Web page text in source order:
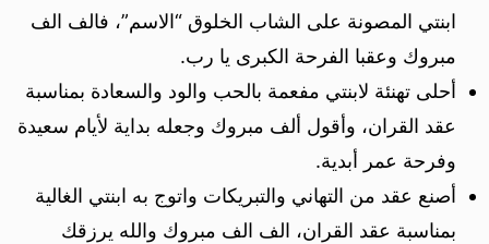
ابنتي المصونة على الشاب الخلوق “الاسم”، فالف الف
مبروك وعقبا الفرحة الكبرى يا رب.
أحلى تهنئة لابنتي مفعمة بالحب والود والسعادة بمناسبة
عقد القران، وأقول ألف مبروك وجعله بداية لأيام سعيدة
وفرحة عمر أبدية.
أصنع عقد من التهاني والتبريكات واتوج به ابنتي الغالية
بمناسبة عقد القران، الف الف مبروك والله يرزقك